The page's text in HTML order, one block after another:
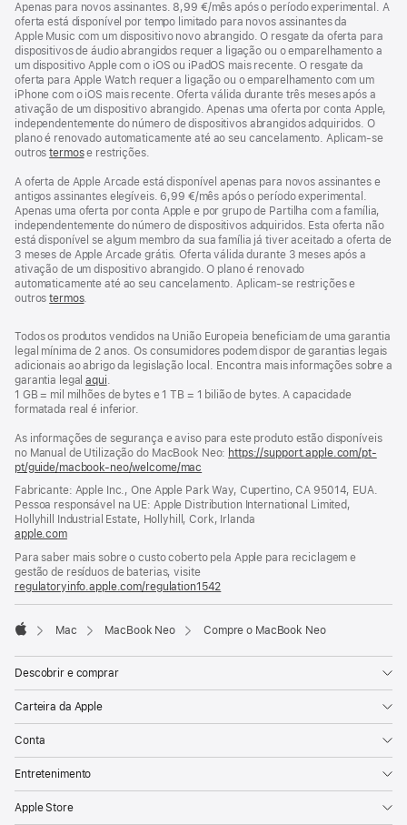
Apenas para novos assinantes. 8,99 €/mês após o período experimental. A
oferta está disponível por tempo limitado para novos assinantes da
Apple Music com um dispositivo novo abrangido. O resgate da oferta para
dispositivos de áudio abrangidos requer a ligação ou o emparelhamento a
um dispositivo Apple com o iOS ou iPadOS mais recente. O resgate da
oferta para Apple Watch requer a ligação ou o emparelhamento com um
iPhone com o iOS mais recente. Oferta válida durante três meses após a
ativação de um dispositivo abrangido. Apenas uma oferta por conta Apple,
independentemente do número de dispositivos abrangidos adquiridos. O
plano é renovado automaticamente até ao seu cancelamento. Aplicam-se
outrostermose restrições.
A oferta de Apple Arcade está disponível apenas para novos assinantes e
antigos assinantes elegíveis. 6,99 €/mês após o período experimental.
Apenas uma oferta por conta Apple e por grupo de Partilha com a família,
independentemente do número de dispositivos adquiridos. Esta oferta não
está disponível se algum membro da sua família já tiver aceitado a oferta de
3 meses de Apple Arcade grátis. Oferta válida durante 3 meses após a
ativação de um dispositivo abrangido. O plano é renovado
automaticamente até ao seu cancelamento. Aplicam‑se restrições e
outrostermos.
Todos os produtos vendidos na União Europeia beneficiam de uma garantia
legal mínima de 2 anos. Os consumidores podem dispor de garantias legais
adicionais ao abrigo da legislação local. Encontra mais informações sobre a
garantia legalaqui
1 GB = mil milhões de bytes e 1 TB = 1 bilião de bytes. A capacidade
formatada real é inferior.
As informações de segurança e aviso para este produto estão disponíveis
no Manual de Utilização do MacBook Neo: https://support.apple.com/pt-
pt/guide/macbook-neo/welcome/mac
nova
janela)
Fabricante: Apple Inc., One Apple Park Way, Cupertino, CA 95014, EUA.
Pessoa responsável na UE: Apple Distribution International Limited,
Hollyhill Industrial Estate, Hollyhill, Cork, Irlanda
apple.com(abre
nova
janela)
Para saber mais sobre o custo coberto pela Apple para reciclagem e
gestão de resíduos de baterias, visite
regulatoryinfo.apple.com/regulation1542
janela)
Mac MacBook Neo Compre o MacBook Neo
Descobrir e comprar
Carteira da Apple
Conta
Entretenimento
Apple Store